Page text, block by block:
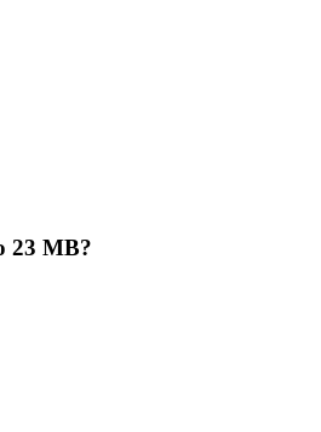
23 MB?